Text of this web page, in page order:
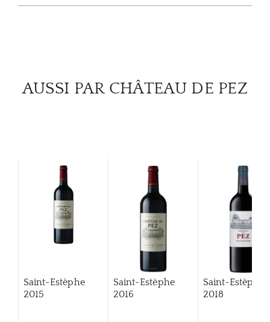
AUSSI PAR CHÂTEAU DE PEZ
Saint-Estèphe
2015
Saint-Estèphe
2016
Saint-Estèphe
2018